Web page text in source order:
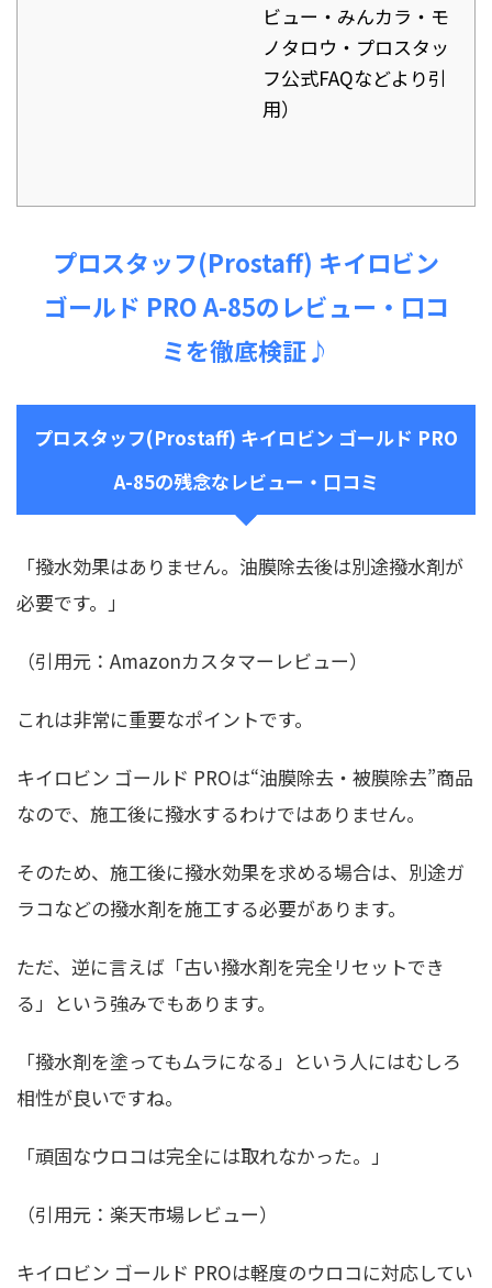
ビュー・みんカラ・モ
ノタロウ・プロスタッ
フ公式FAQなどより引
用）
プロスタッフ(Prostaff) キイロビン
ゴールド PRO A-85のレビュー・口コ
ミを徹底検証♪
プロスタッフ(Prostaff) キイロビン ゴールド PRO
A-85の残念なレビュー・口コミ
「撥水効果はありません。油膜除去後は別途撥水剤が
必要です。」
（引用元：Amazonカスタマーレビュー）
これは非常に重要なポイントです。
キイロビン ゴールド PROは“油膜除去・被膜除去”商品
なので、施工後に撥水するわけではありません。
そのため、施工後に撥水効果を求める場合は、別途ガ
ラコなどの撥水剤を施工する必要があります。
ただ、逆に言えば「古い撥水剤を完全リセットでき
る」という強みでもあります。
「撥水剤を塗ってもムラになる」という人にはむしろ
相性が良いですね。
「頑固なウロコは完全には取れなかった。」
（引用元：楽天市場レビュー）
キイロビン ゴールド PROは軽度のウロコに対応してい